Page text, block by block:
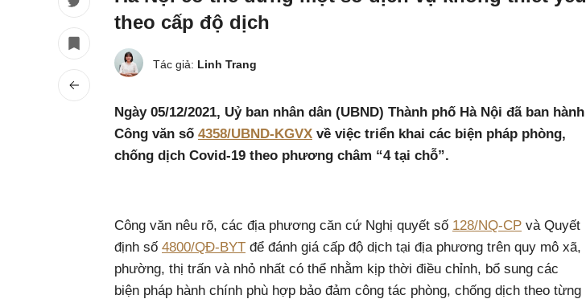
theo cấp độ dịch
Tác giả: Linh Trang
Ngày 05/12/2021, Uỷ ban nhân dân (UBND) Thành phố Hà Nội đã ban hành
Công văn số 4358/UBND-KGVX về việc triển khai các biện pháp phòng,
chống dịch Covid-19 theo phương châm “4 tại chỗ”.
Công văn nêu rõ, các địa phương căn cứ Nghị quyết số 128/NQ-CP và Quyết
định số 4800/QĐ-BYT để đánh giá cấp độ dịch tại địa phương trên quy mô xã,
phường, thị trấn và nhỏ nhất có thể nhằm kịp thời điều chỉnh, bổ sung các
biện pháp hành chính phù hợp bảo đảm công tác phòng, chống dịch theo từng